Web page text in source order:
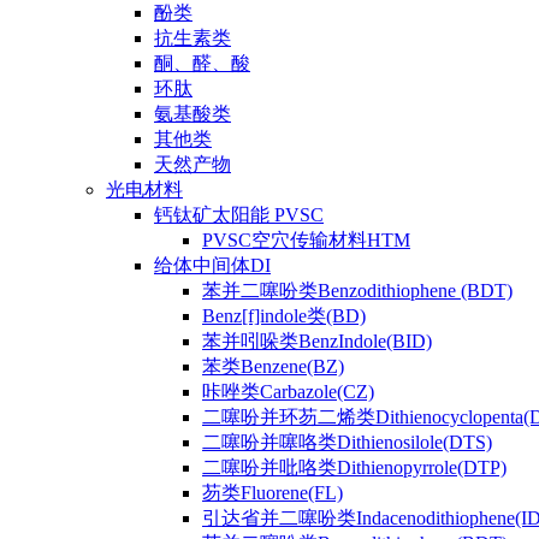
酚类
抗生素类
酮、醛、酸
环肽
氨基酸类
其他类
天然产物
光电材料
钙钛矿太阳能 PVSC
PVSC空穴传输材料HTM
给体中间体DI
苯并二噻吩类Benzodithiophene (BDT)
Benz[f]indole类(BD)
苯并吲哚类BenzIndole(BID)
苯类Benzene(BZ)
咔唑类Carbazole(CZ)
二噻吩并环芴二烯类
二噻吩并噻咯类Dithienosilole(DTS)
二噻吩并吡咯类Dithienopyrrole(DTP)
芴类Fluorene(FL)
引达省并二噻吩类